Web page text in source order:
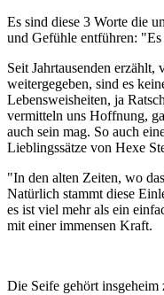
Es sind diese 3 Worte die
und Gefühle entführen:
Seit Jahrtausenden
weitergegeben, sind es
Lebensweisheiten, ja
vermitteln uns Hoffnung,
auch sein mag. So auch
Lieblingssätze von Hexe
"In den alten Zeiten, wo
Natürlich stammt diese
es ist viel mehr als ein
mit einer immensen Kraft.
Die Seife gehört